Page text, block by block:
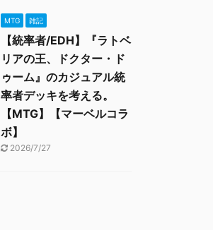
MTG 雑記
【統率者/EDH】『ラトベ
リアの王、ドクター・ド
ゥーム』のカジュアル統
率者デッキを考える。
【MTG】【マーベルコラ
ボ】
2026/7/27